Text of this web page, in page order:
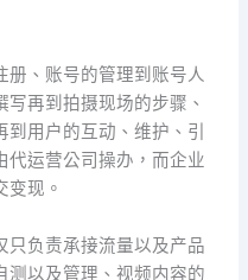
册、账号的管理到账号人
再到拍摄现场的步骤、
用户的互动、维护、引
代运营公司操办，而企业
变现。
只负责承接流量以及产品
测以及管理、视频内容的